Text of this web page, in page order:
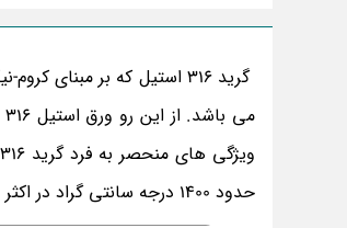
حدود 1400 درجه سانتی گراد در اکثر پروژه های خود از این گرید استثنایی استفاده می کنند.